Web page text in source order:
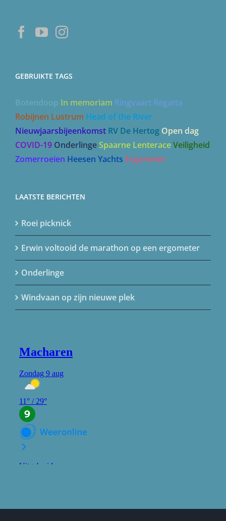
GEBRUIKTE TAGS
In memoriam Ringvaart Regatta
Robijnen Lustrum Head of the River
Nieuwjaarsbijeenkomst RV De Hertog Open dag
COVID-19 Onderlinge Spaarne LenteraceVeiligheid
Zomerroeien Heesen Yachts Ergometer
LAATSTE BERICHTEN
Roei picknick
Erwin voltooid de marathon op een ergometer
Onderlinge
Windvaan op zijn nieuwe plek